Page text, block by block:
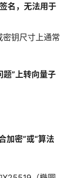
名，无法用于
密钥尺寸上通常
题”上转向量子
加密”或“算法